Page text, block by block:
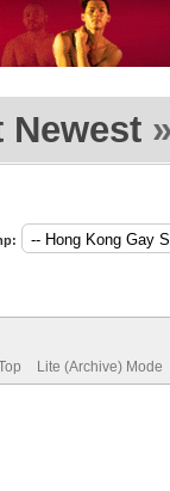
Newest
Lite (Archive) Mode